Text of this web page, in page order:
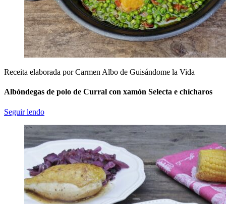
Receita elaborada por Carmen Albo de Guisándome la Vida
Albóndegas de polo de Curral con xamón Selecta e chícharos
Seguir lendo